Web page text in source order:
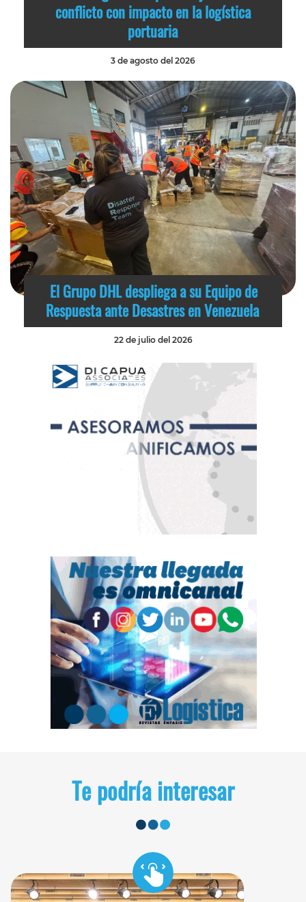
conflicto con impacto en la logística
portuaria
3 de agosto del 2026
El Grupo DHL despliega a su Equipo de
Respuesta ante Desastres en Venezuela
22 de julio del 2026
Te podría interesar